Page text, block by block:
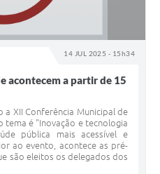
14 JUL 2025 - 15h34
acontecem a partir de 15
a XII Conferência Municipal de
tema é "Inovação e tecnologia
pública mais acessível e
ao evento, acontece as pré-
são eleitos os delegados dos